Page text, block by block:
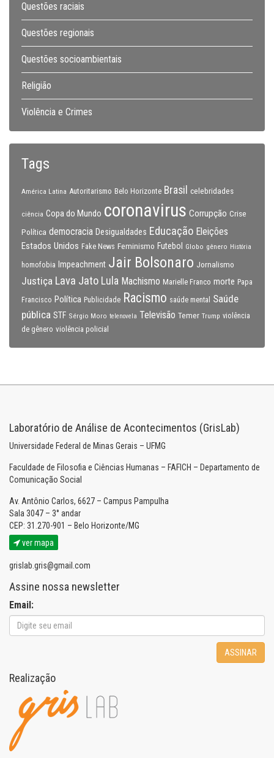
Questões raciais
Questões regionais
Questões socioambientais
Religião
Violência e Crimes
Tags
América Latina Autoritarismo Belo Horizonte Brasil celebridades
ciência Copa do Mundo coronavirus Corrupção Crise
Política democracia Desigualdades Educação Eleições
Estados Unidos Fake News Feminismo Futebol Globo gênero História
homofobia Impeachment Jair Bolsonaro Jornalismo
Justiça Lava Jato Lula Machismo Marielle Franco morte Papa
Francisco Política Publicidade Racismo saúde mental
Saúde
pública STF Sérgio Moro telenovela Televisão Temer Trump violência
de gênero violência policial
Laboratório de Análise de Acontecimentos (GrisLab)
Universidade Federal de Minas Gerais – UFMG
Faculdade de Filosofia e Ciências Humanas – FAFICH – Departamento de
Comunicação Social
Av. Antônio Carlos, 6627 – Campus Pampulha
Sala 3047 – 3° andar
CEP: 31.270-901 – Belo Horizonte/MG
ver mapa
grislab.gris@gmail.com
Assine nossa newsletter
Email:
ASSINAR
Realização